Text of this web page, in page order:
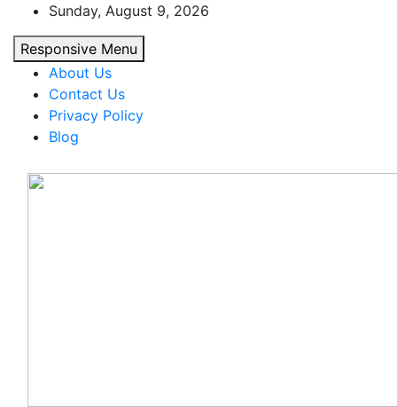
content
Sunday, August 9, 2026
Responsive Menu
About Us
Contact Us
Privacy Policy
Blog